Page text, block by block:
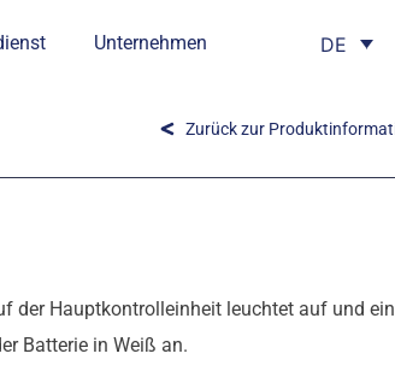
Unternehmen DE
Zurück zur
der Hauptkontrolleinheit leuchtet auf und
Batterie in Weiß an.